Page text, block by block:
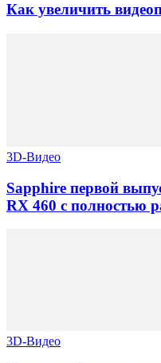
Как увеличить
3D-Видео
Sapphire первой
RX 460 с полностью
3D-Видео